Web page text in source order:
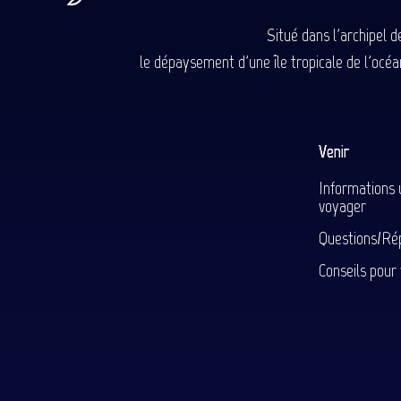
Situé dans l'archipel
le dépaysement d'une île tropicale de
Venir
Informations
voyager
Questions/
Conseils